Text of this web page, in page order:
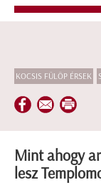
KOCSIS FÜLÖP ÉRSEK
Mint ahogy
lesz